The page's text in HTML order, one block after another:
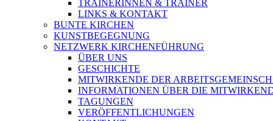
TRAINERINNEN & TRAINER
LINKS & KONTAKT
BUNTE KIRCHEN
KUNSTBEGEGNUNG
NETZWERK KIRCHENFÜHRUNG
ÜBER UNS
GESCHICHTE
MITWIRKENDE DER
INFORMATIONEN ÜBER DIE
TAGUNGEN
VERÖFFENTLICHUNGEN